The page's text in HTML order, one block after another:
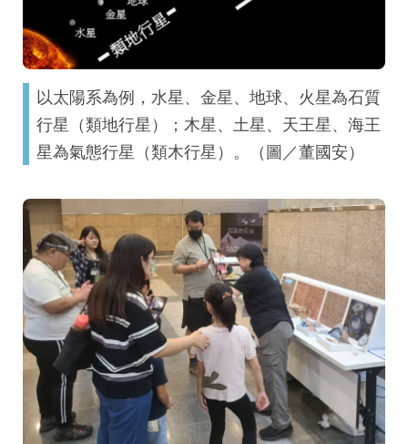
以太陽系為例，水星、金星、地球、火星為石質
行星（類地行星）；木星、土星、天王星、海王
星為氣態行星（類木行星）。（圖／董國安）